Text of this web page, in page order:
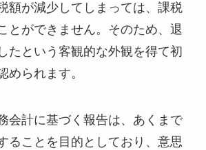
額が減少してしまっては、課税
とができません。そのため、退
たという客観的な外観を得て初
められます。
会計に基づく報告は、あくまで
ることを目的としており、意思